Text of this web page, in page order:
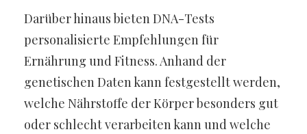
Darüber hinaus bieten DNA-Tests
personalisierte Empfehlungen für
Ernährung und Fitness. Anhand der
genetischen Daten kann festgestellt werden,
welche Nährstoffe der Körper besonders gut
oder schlecht verarbeiten kann und welche